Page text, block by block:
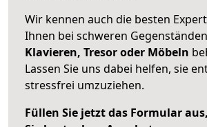
Wir kennen auch die besten
Ihnen bei schweren
Klavieren, Tresor oder Möbeln
Lassen Sie uns dabei helfen, sie
stressfrei umzuziehen.
Füllen Sie jetzt das Formular